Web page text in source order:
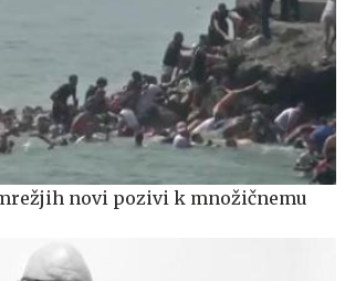
novi pozivi k množičnemu